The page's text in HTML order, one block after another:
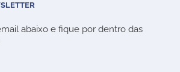
abaixo e fique por dentro das